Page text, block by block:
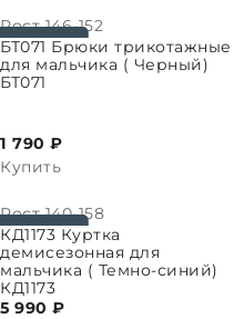
Рост 146-152
БТ071 Брюки трикотажные
для мальчика ( Черный)
БТ071
1 790 ₽
Купить
Рост 140-158
КД1173 Куртка
демисезонная для
мальчика ( Темно-синий)
КД1173
5 990 ₽